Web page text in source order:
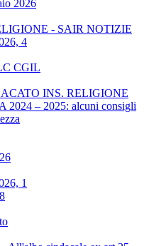
2026
- SAIR NOTIZIE
4
CGIL
INS. RELIGIONE
– 2025: alcuni consigli
1